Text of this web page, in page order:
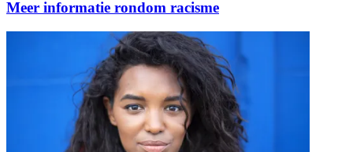
Meer informatie rondom racisme